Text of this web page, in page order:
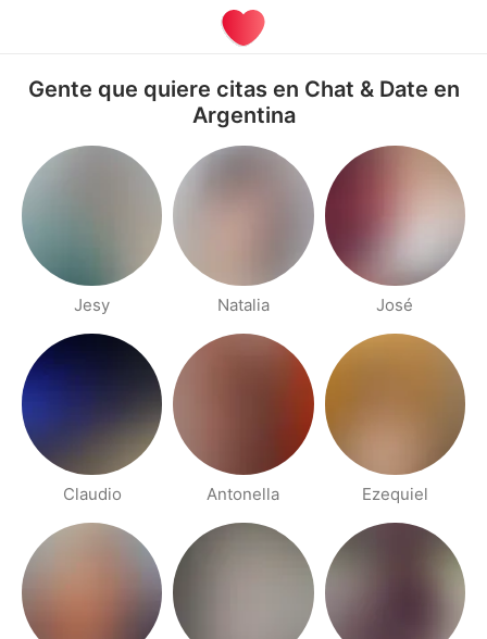
Gente que quiere citas en Chat & Date en
Argentina
Jesy Natalia José
Claudio Antonella Ezequiel